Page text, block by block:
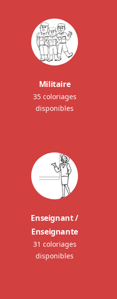
Militaire
35 coloriages
disponibles
Enseignant /
Enseignante
31 coloriages
disponibles